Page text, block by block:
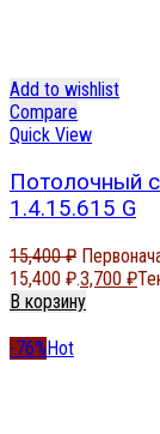
Add to wishlist
Compare
Quick View
Потолочный
1.4.15.615 G
15,400₽
15,400 ₽.3,700 ₽
В корзину
-76%Hot